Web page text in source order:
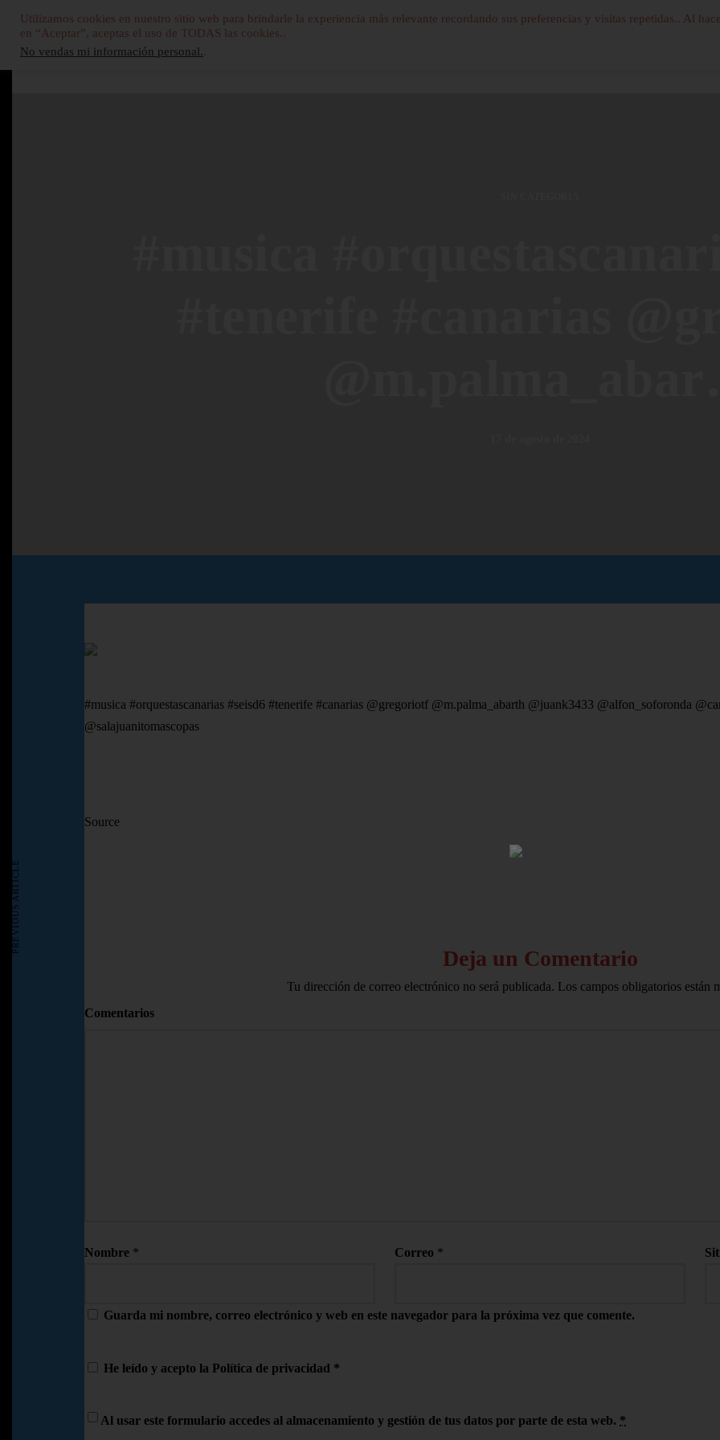
AVISO LEGAL
#musica #orquestascanarias #seisd6 #tenerife #canarias @gregoriotf @m.palma_abarth @juank3433 @alfon_soforonda
@salajuanitomascopas
Source
Deja un Comentario
Tu dirección de correo electrónico no será publicada. Los campos obligatorios están
Comentarios
Nombre * Correo *
Guarda mi nombre, correo electrónico y web en este navegador para la próxima vez que comente.
He leído y acepto la Política de privacidad *
Al usar este formulario accedes al almacenamiento y gestión de tus datos por parte de esta web. *
PREVIOUS ARTICLE
Utilizamos cookies en nuestro sitio web para brindarle la experiencia más relevante recordando sus preferencias y visitas repetidas.. Al
en “Aceptar”, aceptas el uso de TODAS las cookies..
No vendas mi información personal..